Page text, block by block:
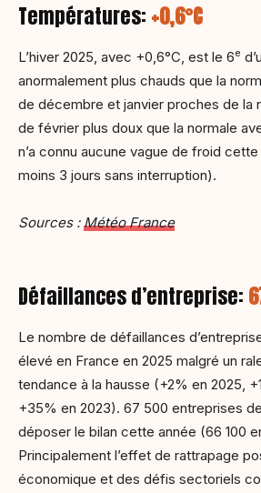
Températures: +0,6°C
L’hiver 2025, avec +0,6°C, est le 6e
anormalement plus chauds que la
de décembre et janvier proches de la
de février plus doux que la normale
n’a connu aucune vague de froid
moins 3 jours sans interruption).
Sources :Météo France
Défaillances d’entreprise:
Le nombre de défaillances
élevé en France en 2025 malgré un
tendance à la hausse (+2% en 2025,
+35% en 2023). 67 500 entreprises
déposer le bilan cette année (66 100
Principalement l’effet de rattrapage
économique et des défis sectoriels